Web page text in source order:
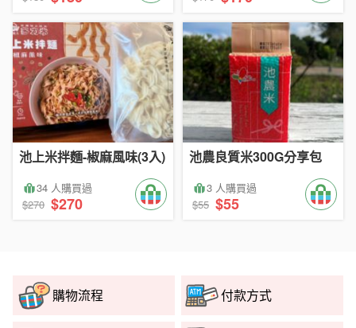
池上米拌麵-椒麻風味(3入)
34 人購買過
$270 $270
池農良質米300G分享包
3 人購買過
$55 $55
購物流程 付款方式